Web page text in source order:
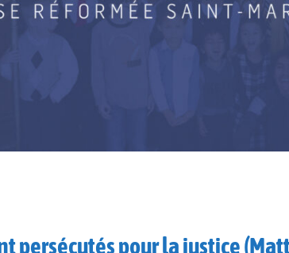
persécutés pour la justice